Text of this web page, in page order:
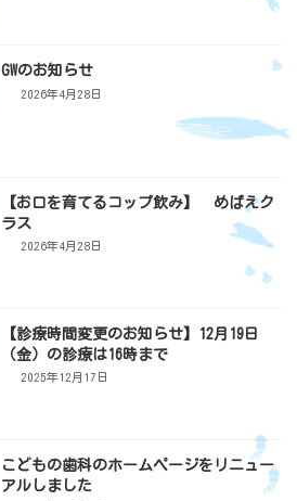
GWのお知らせ
2026年4月28日
【お口を育てるコップ飲み】 めばえク
ラス
2026年4月28日
【診療時間変更のお知らせ】12月19日
（金）の診療は16時まで
2025年12月17日
こどもの歯科のホームページをリニュー
アルしました